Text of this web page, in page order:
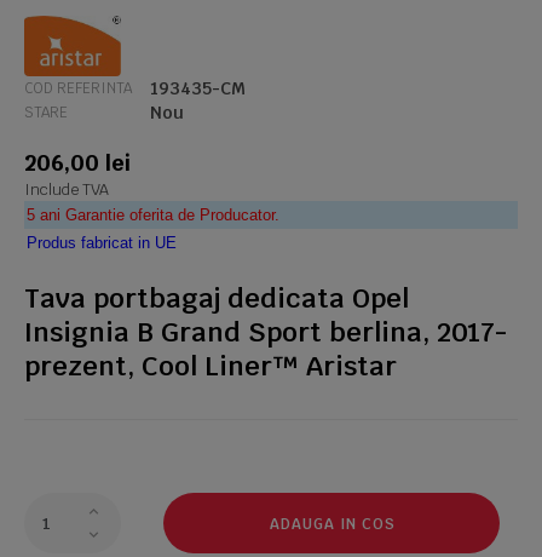
COD REFERINTA 193435-CM
STARE Nou
206,00 lei
Include TVA
5 ani Garantie oferita de Producator.
Produs fabricat in UE
Tava portbagaj dedicata Opel
Insignia B Grand Sport berlina, 2017-
prezent, Cool Liner™ Aristar
ADAUGA IN COS